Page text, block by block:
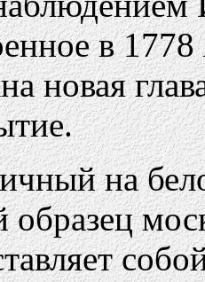
в
новая
на
образец